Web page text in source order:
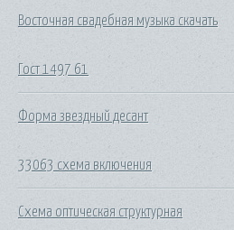
Восточная свадебная музыка скачать
Гост 1497 61
Форма звездный десант
33063 схема включения
Схема оптическая структурная